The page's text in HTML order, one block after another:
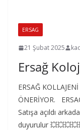
ERSAG
21 Şubat 2025
Ersağ
ERSAĞ
ÖNERİYOR.
Satışa açıldı
duyurulur